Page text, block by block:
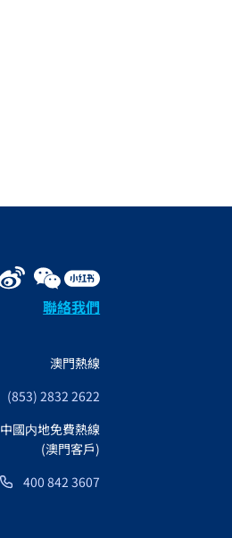
聯絡我們
澳門熱線
(853) 2832 2622
中國内地免費熱線
(澳門客戶)
400 842 3607